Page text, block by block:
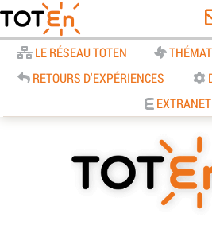
LE RÉSEAU TOTEN
RETOURS D'EXPÉRIENCES
EXTRANET